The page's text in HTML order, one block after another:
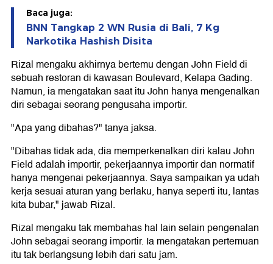
Baca juga:
BNN Tangkap 2 WN Rusia di Bali, 7 Kg
Narkotika Hashish Disita
Rizal mengaku akhirnya bertemu dengan John Field di
sebuah restoran di kawasan Boulevard, Kelapa Gading.
Namun, ia mengatakan saat itu John hanya mengenalkan
diri sebagai seorang pengusaha importir.
"Apa yang dibahas?" tanya jaksa.
"Dibahas tidak ada, dia memperkenalkan diri kalau John
Field adalah importir, pekerjaannya importir dan normatif
hanya mengenai pekerjaannya. Saya sampaikan ya udah
kerja sesuai aturan yang berlaku, hanya seperti itu, lantas
kita bubar," jawab Rizal.
Rizal mengaku tak membahas hal lain selain pengenalan
John sebagai seorang importir. Ia mengatakan pertemuan
itu tak berlangsung lebih dari satu jam.